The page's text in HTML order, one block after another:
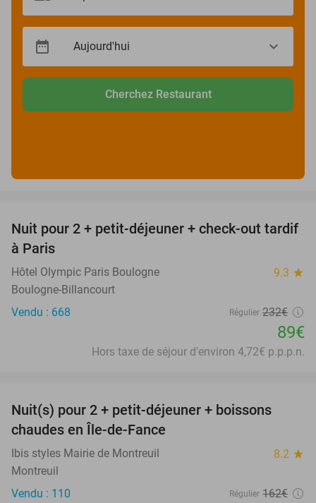
Cherchez Restaurant
62%
Nuit pour 2 + petit-déjeuner + check-out tardif
à Paris
Hôtel Olympic Paris Boulogne 9.3 star
Boulogne-Billancourt
Vendu : 668
Régulier 232€
89€
Hors taxe de séjour d'environ 4,72€ p.p.p.n.
Nuit(s) pour 2 + petit-déjeuner + boissons
chaudes en Île-de-Fance
Ibis styles Mairie de Montreuil 8.2 star
Montreuil
Vendu : 110
Régulier 162€